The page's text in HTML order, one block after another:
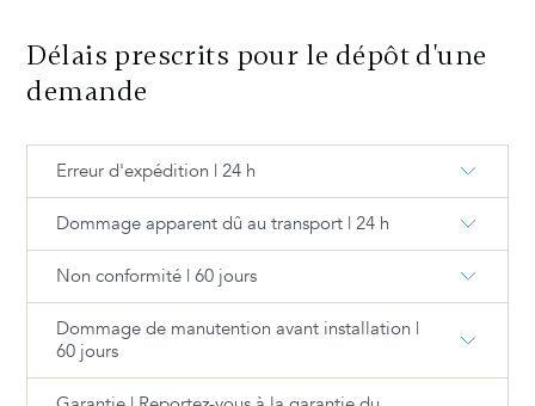
Délais prescrits pour le dépôt d'une
demande
Erreur d'expédition | 24 h
Boites manquantes, articles reçus en trop.
Dommage apparent dû au transport | 24 h
Dommage apparent lors de la livraison, le matériel
reçu est endommagé. Fournir avec votre demande
le bon de connaissement signé avec la mention du
dommage.
Non conformité | 60 jours
Le produit n'est pas conforme à votre commande.
Erreur de validation, qualité déficiente, dimensions
erronées, pièces manquantes, etc.
Dommage de manutention avant installation |
60 jours